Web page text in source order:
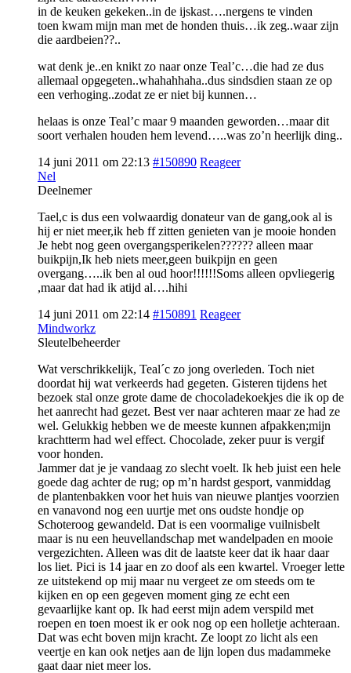
in de keuken gekeken..in de ijskast….nergens te vinden
toen kwam mijn man met de honden thuis…ik zeg..waar zijn
die aardbeien??..
wat denk je..en knikt zo naar onze Teal’c…die had ze dus
allemaal opgegeten..whahahhaha..dus sindsdien staan ze op
een verhoging..zodat ze er niet bij kunnen…
helaas is onze Teal’c maar 9 maanden geworden…maar dit
soort verhalen houden hem levend…..was zo’n heerlijk ding..
14 juni 2011 om 22:13 #150890 Reageer
Nel
Deelnemer
Tael,c is dus een volwaardig donateur van de gang,ook al is
hij er niet meer,ik heb ff zitten genieten van je mooie honden
Je hebt nog geen overgangsperikelen?????? alleen maar
buikpijn,Ik heb niets meer,geen buikpijn en geen
overgang…..ik ben al oud hoor!!!!!!Soms alleen opvliegerig
,maar dat had ik atijd al….hihi
14 juni 2011 om 22:14 #150891 Reageer
Mindworkz
Sleutelbeheerder
Wat verschrikkelijk, Teal´c zo jong overleden. Toch niet
doordat hij wat verkeerds had gegeten. Gisteren tijdens het
bezoek stal onze grote dame de chocoladekoekjes die ik op de
het aanrecht had gezet. Best ver naar achteren maar ze had ze
wel. Gelukkig hebben we de meeste kunnen afpakken;mijn
krachtterm had wel effect. Chocolade, zeker puur is vergif
voor honden.
Jammer dat je je vandaag zo slecht voelt. Ik heb juist een hele
goede dag achter de rug; op m’n hardst gesport, vanmiddag
de plantenbakken voor het huis van nieuwe plantjes voorzien
en vanavond nog een uurtje met ons oudste hondje op
Schoteroog gewandeld. Dat is een voormalige vuilnisbelt
maar is nu een heuvellandschap met wandelpaden en mooie
vergezichten. Alleen was dit de laatste keer dat ik haar daar
los liet. Pici is 14 jaar en zo doof als een kwartel. Vroeger lette
ze uitstekend op mij maar nu vergeet ze om steeds om te
kijken en op een gegeven moment ging ze echt een
gevaarlijke kant op. Ik had eerst mijn adem verspild met
roepen en toen moest ik er ook nog op een holletje achteraan.
Dat was echt boven mijn kracht. Ze loopt zo licht als een
veertje en kan ook netjes aan de lijn lopen dus madammeke
gaat daar niet meer los.